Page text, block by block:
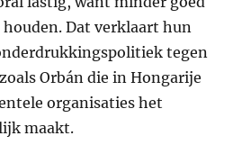
Dat verklaart hun
tegen
Orbán die in Hongarije
organisaties het
maakt.